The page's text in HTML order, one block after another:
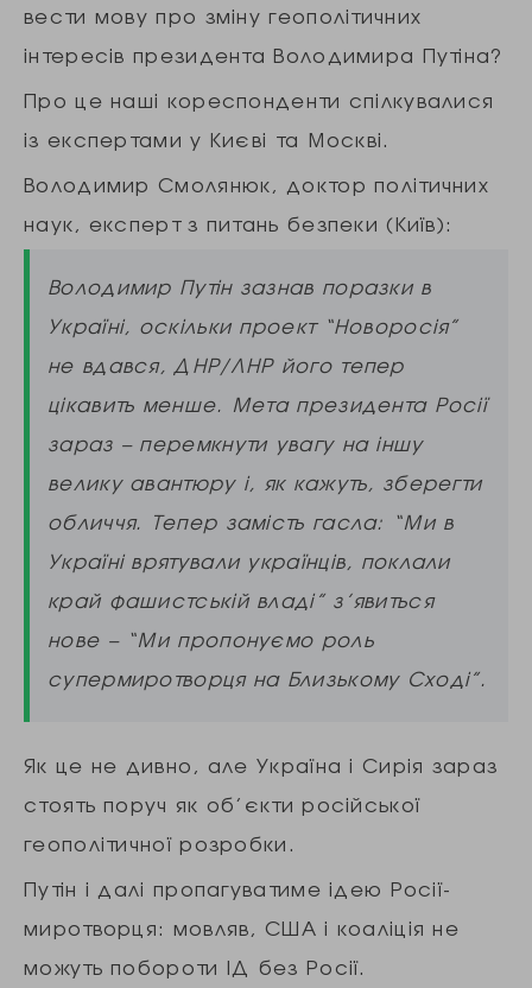
вести мову про зміну геополітичних
інтересів президента Володимира Путіна?
Про це наші кореспонденти спілкувалися
із експертами у Києві та Москві.
Володимир Смолянюк, доктор політичних
наук, експерт з питань безпеки (Київ):
Володимир Путін зазнав поразки в
Україні, оскільки проект “Новоросія”
не вдався, ДНР/ЛНР його тепер
цікавить менше. Мета президента Росії
зараз – перемкнути увагу на іншу
велику авантюру і, як кажуть, зберегти
обличчя. Тепер замість гасла: “Ми в
Україні врятували українців, поклали
край фашистській владі” з’явиться
нове – “Ми пропонуємо роль
супермиротворця на Близькому Сході”.
Як це не дивно, але Україна і Сирія зараз
стоять поруч як об’єкти російської
геополітичної розробки.
Путін і далі пропагуватиме ідею Росії-
миротворця: мовляв, США і коаліція не
можуть побороти ІД без Росії.